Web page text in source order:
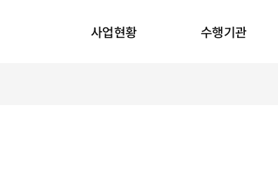
사업현황 수행기관